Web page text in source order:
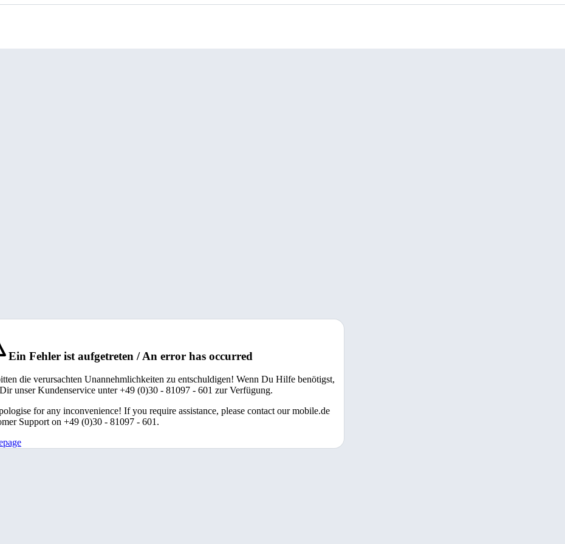
Ein Fehler ist aufgetreten / An error has occurred
die verursachten Unannehmlichkeiten zu entschuldigen! Wenn Du Hilfe benötigst,
unser Kundenservice unter +49 (0)30 - 81097 - 601 zur Verfügung.
for any inconvenience! If you require assistance, please contact our mobile.de
Support on +49 (0)30 - 81097 - 601.